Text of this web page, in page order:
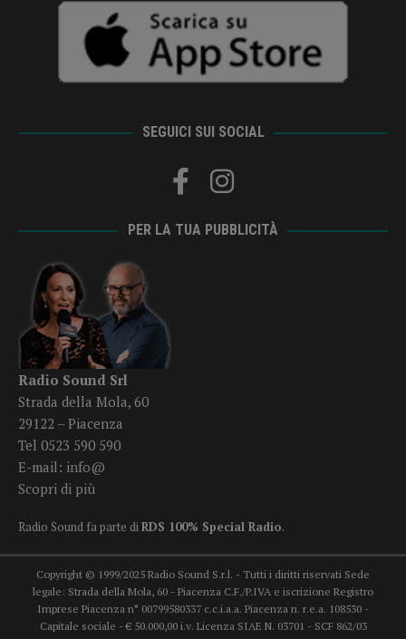
SEGUICI SUI SOCIAL
PER LA TUA PUBBLICITÀ
Radio Sound Srl
Strada della Mola, 60
29122 – Piacenza
Tel 0523 590 590
E-mail: info@
Scopri di più
Radio Sound fa parte diRDS 100% Special Radio.
Copyright © 1999/2025 Radio Sound S.r.l. - Tutti i diritti riservati Sede
legale: Strada della Mola, 60 - Piacenza C.F./P.IVA e iscrizione Registro
Imprese Piacenza n° 00799580337 c.c.i.a.a. Piacenza n. r.e.a. 108530 -
Capitale sociale - € 50.000,00 i.v. Licenza SIAE N. 03701 - SCF 862/03